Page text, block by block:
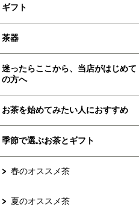
ギフト
茶器
迷ったらここから、当店がはじめて
の方へ
お茶を始めてみたい人におすすめ
季節で選ぶお茶とギフト
春のオススメ茶
夏のオススメ茶